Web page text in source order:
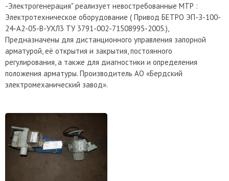
-Электрогенерация" реализует невостребованные МТР :
Электротехническое оборудование ( Привод БЕТРО ЭП-З-100-
24-А2-05-В-УХЛ3 ТУ 3791-002-71508995-2005.),
Предназначены для дистанционного управления запорной
арматурой, её открытия и закрытия, постоянного
регулирования, а также для диагностики и определения
положения арматуры. Производитель АО «Бердский
электромеханический завод».